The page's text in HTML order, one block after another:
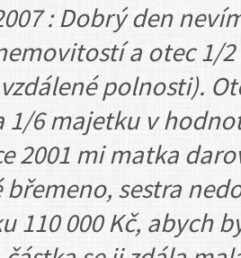
: Dobrý den
a otec 1/
polnosti).
1/6 majetku v
2001 mi matka
břemeno, sestra
110 000 Kč, abych